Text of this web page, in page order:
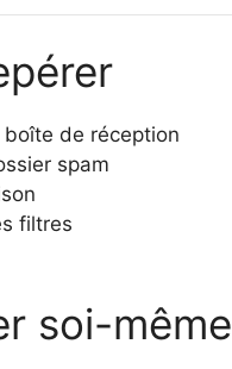
boîte de réception
spam
filtres
soi-même